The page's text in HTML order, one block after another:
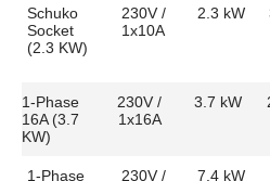
Schuko
Socket
(2.3 KW)
230V /
1x10A
2.3 kW
1-Phase
16A (3.7
KW)
230V /
1x16A
3.7 kW
1-Phase 230V / 7.4 kW